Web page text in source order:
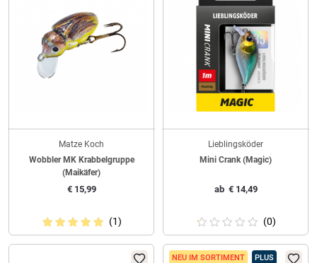
Matze Koch
Wobbler MK Krabbelgruppe
(Maikäfer)
€15,99
(1)
Lieblingsköder
Mini Crank (Magic)
ab €14,49
(0)
NEU IM SORTIMENT PLUS